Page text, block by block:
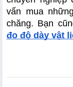
vấn mua
chăng. Bạn
đo độ dày vật